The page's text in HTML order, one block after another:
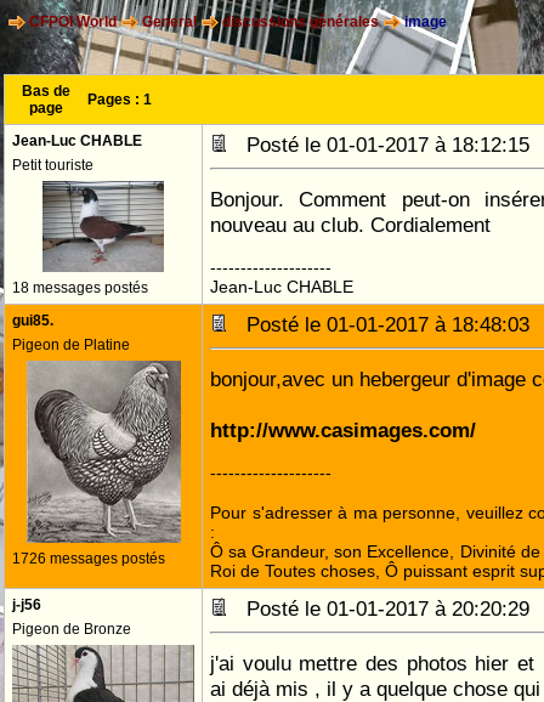
CFPOI World General discussions générales image
Bas de
page
Pages : 1
Jean-Luc CHABLE
Petit touriste
18 messages postés
Posté le 01-01-2017 à
Bonjour. Comment peut-on
nouveau au club. Cordialement
--------------------
Jean-Luc CHABLE
gui85.
Pigeon de Platine
1726 messages postés
Posté le 01-01-2017 à
bonjour,avec un hebergeur d'image
http://www.casimages.com/
--------------------
Pour s'adresser à ma personne, veuillez
:
Ô sa Grandeur, son Excellence, Divinité
Roi de Toutes choses, Ô puissant esprit
j-j56
Pigeon de Bronze
Posté le 01-01-2017 à
j'ai voulu mettre des photos hier et
ai déjà mis , il y a quelque chose